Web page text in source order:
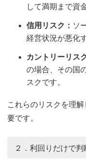
して満期まで資
信用リスク： ソ
経営状況が悪化
カントリーリス
の場合、その国
スクです。
これらのリスクを理
要です。
２．利回りだけで判